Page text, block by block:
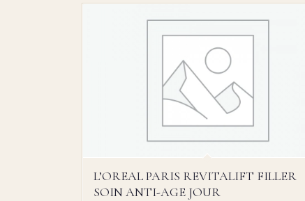
L’OREAL PARIS REVITALIFT FILLER
SOIN ANTI-AGE JOUR